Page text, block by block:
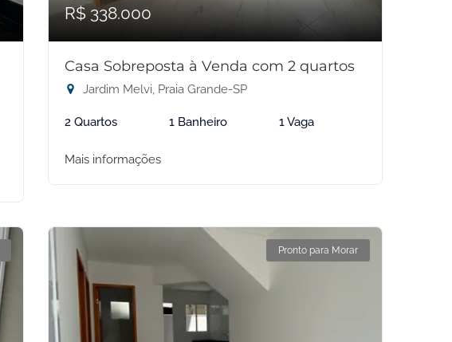
R$ 338.000
Casa Sobreposta à Venda com 2 quartos
Jardim Melvi, Praia Grande-SP
2 Quartos 1 Banheiro 1 Vaga
Mais informações
Pronto para Morar